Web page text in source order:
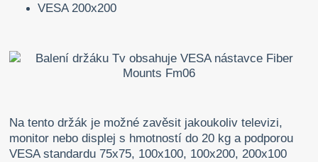
VESA 200x200
Na tento držák je možné zavěsit jakoukoliv televizi,
monitor nebo displej s hmotností do 20 kg a podporou
VESA standardu 75x75, 100x100, 100x200, 200x100